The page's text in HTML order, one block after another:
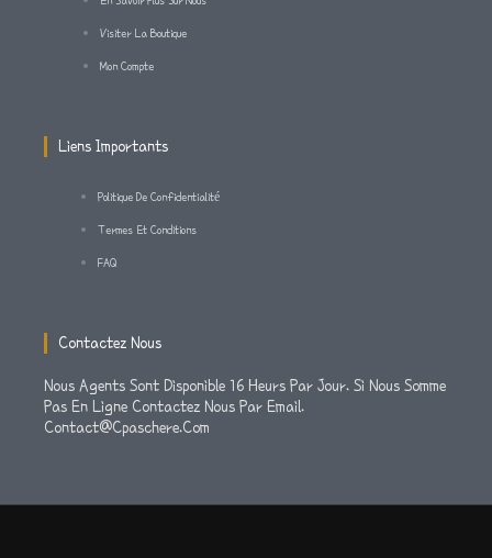
R
Visiter La Boutique
Mon Compte
Liens Importants
Politique De Confidentialité
Termes Et Conditions
FAQ
Contactez Nous
Nous Agents Sont Disponible 16 Heurs Par Jour. Si Nous Somme
Pas En Ligne Contactez Nous Par Email.
Contact@cpaschere.com